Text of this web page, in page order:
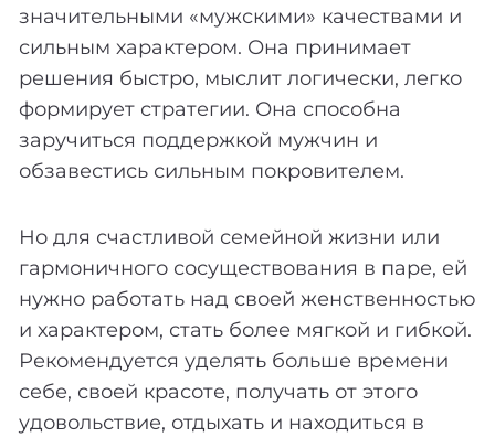
значительными «мужскими» качествами и
сильным характером. Она принимает
решения быстро, мыслит логически, легко
формирует стратегии. Она способна
заручиться поддержкой мужчин и
обзавестись сильным покровителем.
Но для счастливой семейной жизни или
гармоничного сосуществования в паре, ей
нужно работать над своей женственностью
и характером, стать более мягкой и гибкой.
Рекомендуется уделять больше времени
себе, своей красоте, получать от этого
удовольствие, отдыхать и находиться в